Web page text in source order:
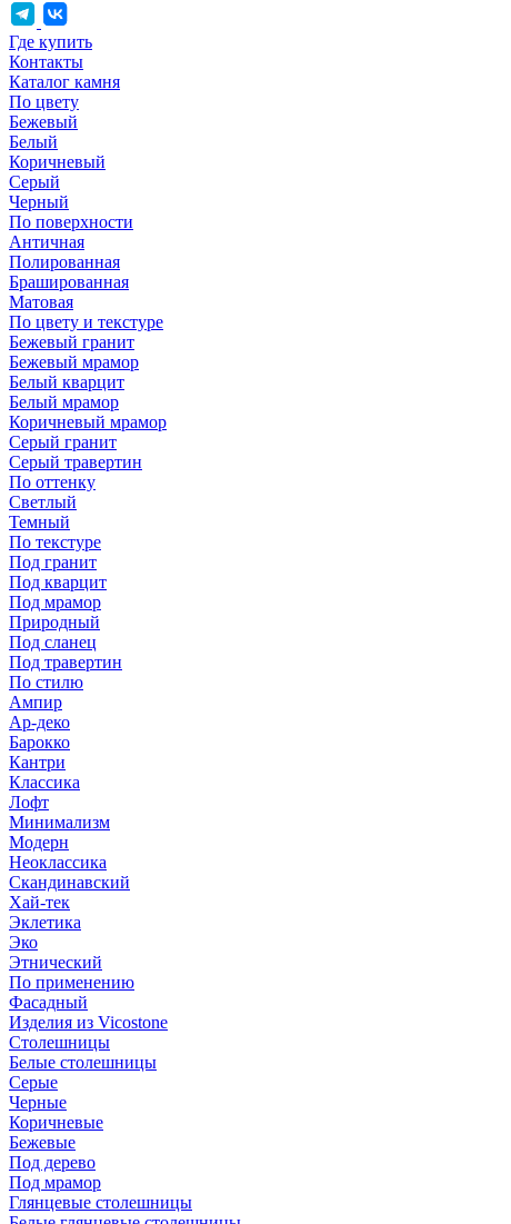
Где купить
Контакты
Каталог камня
По цвету
Бежевый
Белый
Коричневый
Серый
Черный
По поверхности
Античная
Полированная
Брашированная
Матовая
По цвету и текстуре
Бежевый гранит
Бежевый мрамор
Белый кварцит
Белый мрамор
Коричневый мрамор
Серый гранит
Серый травертин
По оттенку
Светлый
Темный
По текстуре
Под гранит
Под кварцит
Под мрамор
Природный
Под сланец
Под травертин
По стилю
Ампир
Ар-деко
Барокко
Кантри
Классика
Лофт
Минимализм
Модерн
Неоклассика
Скандинавский
Хай-тек
Эклетика
Эко
Этнический
По применению
Фасадный
Изделия из Vicostone
Столешницы
Белые столешницы
Серые
Черные
Коричневые
Бежевые
Под дерево
Под мрамор
Глянцевые столешницы